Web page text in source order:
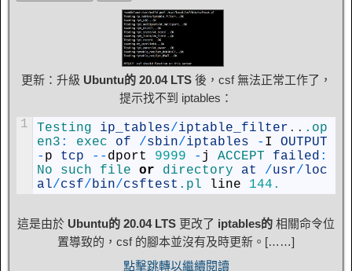
更新：升級 Ubuntu的 20.04 LTS後，csf 無法正常工作了，
提示找不到 iptables：
1 Testing ip_tables/iptable_filter . . .op
en3 : exec of /sbin/iptables - I
OUTPUT
- p tcp -- dport 9999 - j ACCEPT failed :
No such file or directory at /usr/ loc
al/csf/bin/csftest .pl line 144.
這是由於 Ubuntu的 20.04 LTS 更改了 iptables的 相關命令位
置導致的，csf 的腳本並沒有及時更新。[……]
點擊跳轉以繼續閱讀